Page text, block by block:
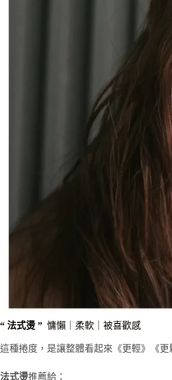
“ 法式燙 ” 慵懶｜柔軟｜被喜歡感
這種捲度，是讓整體看起來《更輕》《
法式燙推薦給：